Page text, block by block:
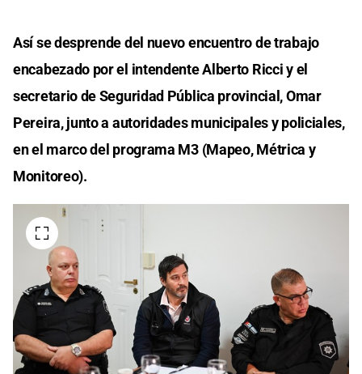
Así se desprende del nuevo encuentro de trabajo
encabezado por el intendente Alberto Ricci y el
secretario de Seguridad Pública provincial, Omar
Pereira, junto a autoridades municipales y policiales,
en el marco del programa M3 (Mapeo, Métrica y
Monitoreo).